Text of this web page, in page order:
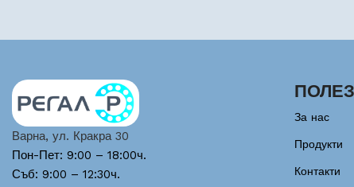
Варна, ул. Кракра 30
Пон-Пет: 9:00 – 18:00ч.
Съб: 9:00 – 12:30ч.
За нас
Продукти
Контакти